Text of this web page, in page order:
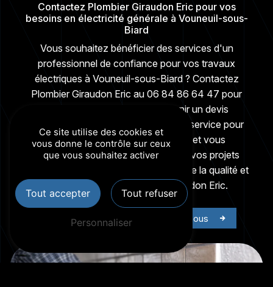
Contactez Plombier Giraudon Eric pour vos
besoins en électricité générale à Vouneuil-sous-
Biard
Vous souhaitez bénéficier des services d'un
professionnel de confiance pour vos travaux
électriques à Vouneuil-sous-Biard ? Contactez
Plombier Giraudon Eric au 06 84 86 64 47 pour
discuter de votre projet et obtenir un devis
personnalisé. Nous sommes à votre service pour
répondre à toutes vos questions et vous
accompagner dans la réalisation de vos projets
d'électricité générale. Faites le choix de la qualité et
de la fiabilité avec Plombier Giraudon Eric.
En savoir plus Contactez-nous
Ce site utilise des cookies et
vous donne le contrôle sur ceux
que vous souhaitez activer
Tout accepter Tout refuser
Personnaliser